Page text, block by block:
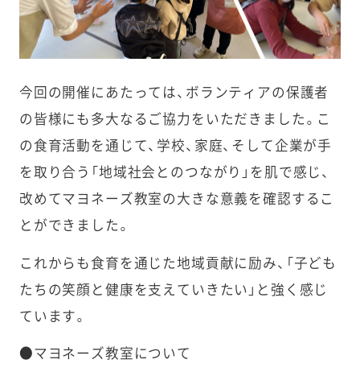
今回の開催にあたっては、ボランティアの保護者
の皆様にも多大なるご協力をいただきました。こ
の食育活動を通じて、学校、家庭、そして企業が手
を取り合う「地域社会とのつながり」を肌で感じ、
改めてマヨネーズ教室の大きな意義を確認するこ
とができました。
これからも食育を通じた地域貢献に励み、「子ども
たちの笑顔と健康を支えていきたい」と強く感じ
ています。
●マヨネーズ教室について